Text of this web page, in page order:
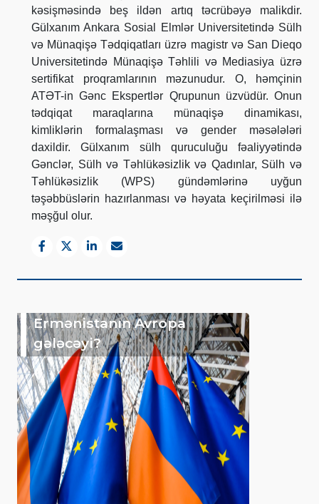
kəsişməsində beş ildən artıq təcrübəyə malikdir.
Gülxanım Ankara Sosial Elmlər Universitetində Sülh
və Münaqişə Tədqiqatları üzrə magistr və San Dieqo
Universitetində Münaqişə Təhlili və Mediasiya üzrə
sertifikat proqramlarının məzunudur. O, həmçinin
ATƏT-in Gənc Ekspertlər Qrupunun üzvüdür. Onun
tədqiqat maraqlarına münaqişə dinamikası,
kimliklərin formalaşması və gender məsələləri
daxildir. Gülxanım sülh quruculuğu fəaliyyətində
Gənclər, Sülh və Təhlükəsizlik və Qadınlar, Sülh və
Təhlükəsizlik (WPS) gündəmlərinə uyğun
təşəbbüslərin hazırlanması və həyata keçirilməsi ilə
məşğul olur.
Ermənistanın Avropa
gələcəyi?